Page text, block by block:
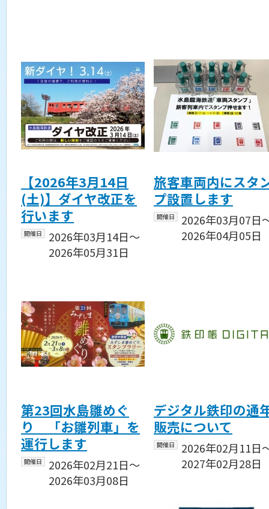
【2026年3月14日
(土)】ダイヤ改正を
行います
開催日
2026年03月14日〜
2026年05月31日
旅客車両内にスタ
プ設置します
開催日
2026年03月07日
2026年04月05日
第23回水島雛めぐ
り 「お雛列車」を
運行します
開催日
2026年02月21日〜
2026年03月08日
デジタル鉄印の通
販売について
開催日
2026年02月11日
2027年02月28日